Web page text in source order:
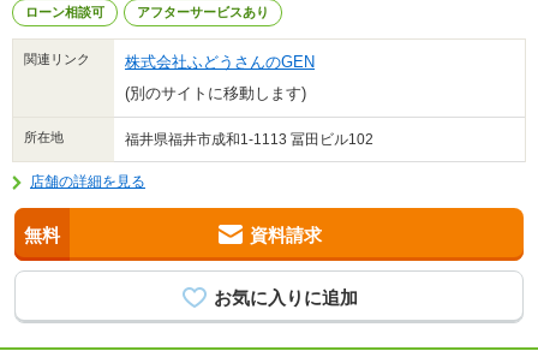
ローン相談可 アフターサービスあり
関連リンク
株式会社ふどうさんのGEN
(別のサイトに移動します)
所在地 福井県福井市成和1-1113 冨田ビル102
店舗の詳細を見る
無料 資料請求